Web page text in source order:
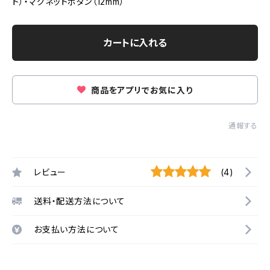
カートに入れる
商品をアプリでお気に入り
通報する
レビュー (4)
送料・配送方法について
お支払い方法について